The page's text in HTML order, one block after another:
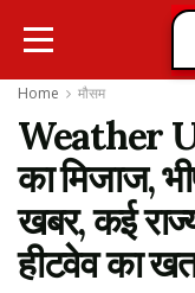
Home मौसम
Weather
का मिजाज,
खबर, कई
हीटवेव का